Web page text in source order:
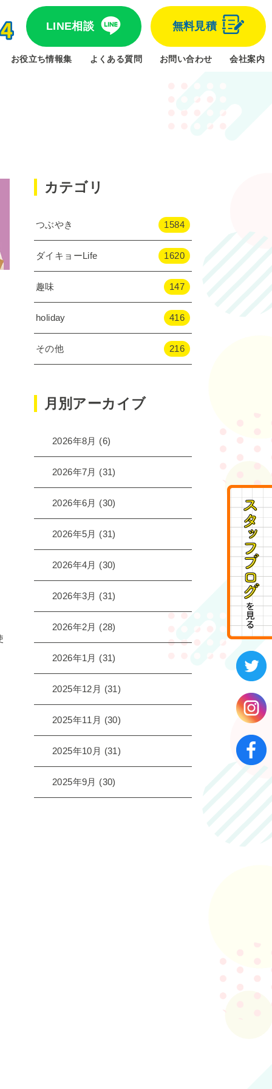
LINE相談 無料見積
お役立ち情報集 よくある質問 お問い合わせ 会社案内
カテゴリ
つぶやき 1584
ダイキョーLife 1620
趣味 147
holiday 416
その他 216
月別アーカイブ
2026年8月 (6)
2026年7月 (31)
2026年6月 (30)
2026年5月 (31)
2026年4月 (30)
2026年3月 (31)
2026年2月 (28)
2026年1月 (31)
2025年12月 (31)
2025年11月 (30)
2025年10月 (31)
2025年9月 (30)